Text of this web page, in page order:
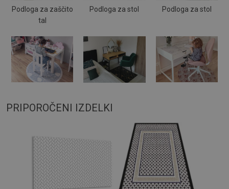
Podloga za zaščito
tal
Podloga za stol Podloga za stol
PRIPOROČENI IZDELKI